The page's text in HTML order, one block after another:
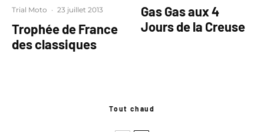
Trial Moto · 23 juillet 2013
Trophée de France
des classiques
Gas Gas aux 4
Jours de la Creuse
Tout chaud